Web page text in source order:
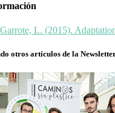
L. (2015).
otros artículos de la